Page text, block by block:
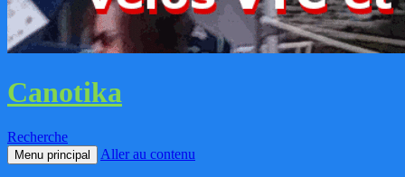
Canotika
Recherche
Menu principal Aller au contenu